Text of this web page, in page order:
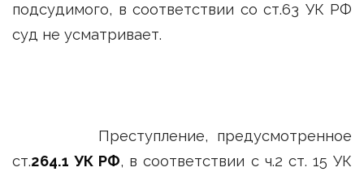
подсудимого, в соответствии со ст.63 УК РФ
суд не усматривает.
Преступление, предусмотренное
ст.264.1 УК РФ, в соответствии с ч.2 ст. 15 УК